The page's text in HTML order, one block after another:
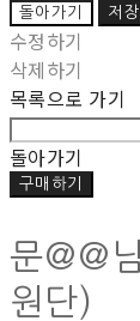
돌아가기 저장
수정하기
삭제하기
목록으로 가기
돌아가기
구매하기
문@@
원단)